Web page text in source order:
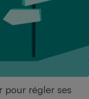
pour régler ses